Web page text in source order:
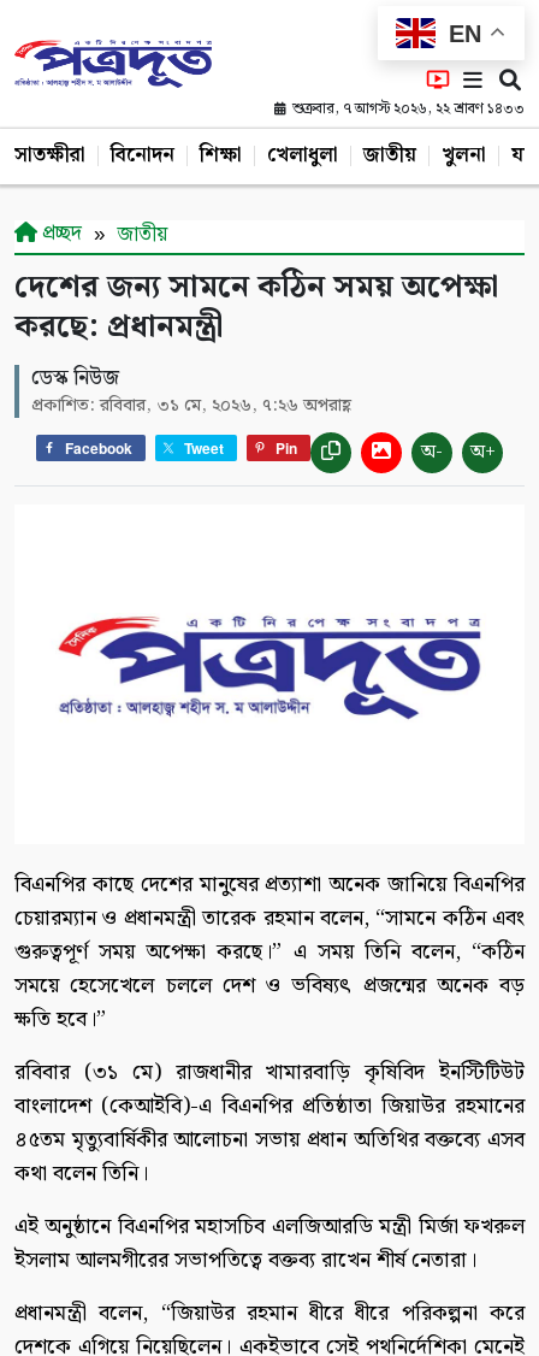
EN
শুক্রবার, ৭ আগস্ট ২০২৬, ২২ শ্রাবণ ১৪৩৩
সাতক্ষীরা বিনোদন শিক্ষা খেলাধুলা জাতীয় খুলনা
প্রচ্ছদ জাতীয়
দেশের জন্য সামনে কঠিন সময় অপেক্ষা
করছে: প্রধানমন্ত্রী
ডেস্ক নিউজ
প্রকাশিত: রবিবার, ৩১ মে, ২০২৬, ৭:২৬ অপরাহ্ণ
Facebook Tweet Pin অ- অ+
বিএনপির কাছে দেশের মানুষের প্রত্যাশা অনেক জানিয়ে বিএনপির
চেয়ারম্যান ও প্রধানমন্ত্রী তারেক রহমান বলেন, “সামনে কঠিন এবং
গুরুত্বপূর্ণ সময় অপেক্ষা করছে।” এ সময় তিনি বলেন, “কঠিন
সময়ে হেসেখেলে চললে দেশ ও ভবিষ্যৎ প্রজন্মের অনেক বড়
ক্ষতি হবে।”
রবিবার (৩১ মে) রাজধানীর খামারবাড়ি কৃষিবিদ ইনস্টিটিউট
বাংলাদেশ (কেআইবি)-এ বিএনপির প্রতিষ্ঠাতা জিয়াউর রহমানের
৪৫তম মৃত্যুবার্ষিকীর আলোচনা সভায় প্রধান অতিথির বক্তব্যে এসব
কথা বলেন তিনি।
এই অনুষ্ঠানে বিএনপির মহাসচিব এলজিআরডি মন্ত্রী মির্জা ফখরুল
ইসলাম আলমগীরের সভাপতিত্বে বক্তব্য রাখেন শীর্ষ নেতারা।
প্রধানমন্ত্রী বলেন, “জিয়াউর রহমান ধীরে ধীরে পরিকল্পনা করে
দেশকে এগিয়ে নিয়েছিলেন। একইভাবে সেই পথনির্দেশিকা মেনেই